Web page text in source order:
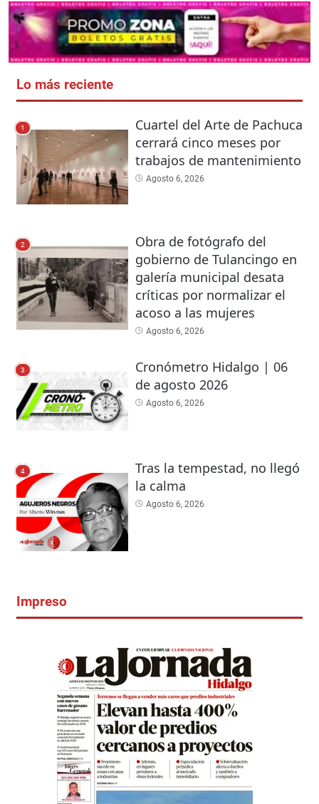
Lo más reciente
1
Cuartel del Arte de Pachuca
cerrará cinco meses por
trabajos de mantenimiento
Agosto 6, 2026
2
Obra de fotógrafo del
gobierno de Tulancingo en
galería municipal desata
críticas por normalizar el
acoso a las mujeres
Agosto 6, 2026
3
Cronómetro Hidalgo | 06
de agosto 2026
Agosto 6, 2026
4
Tras la tempestad, no llegó
la calma
Agosto 6, 2026
Impreso